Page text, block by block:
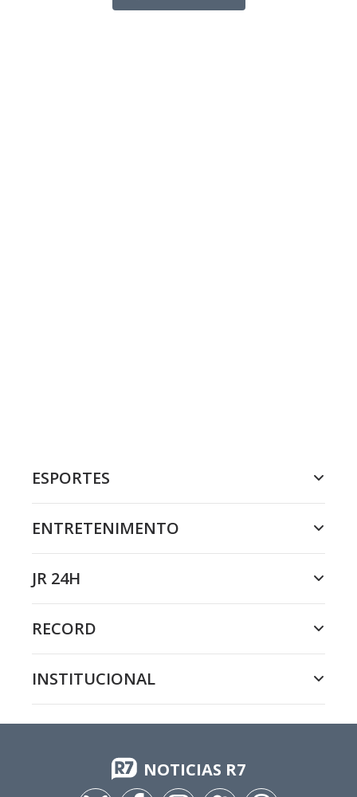
ESPORTES
ENTRETENIMENTO
JR 24H
RECORD
INSTITUCIONAL
NOTICIAS R7